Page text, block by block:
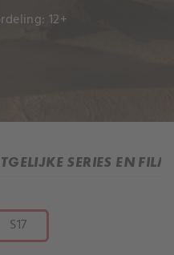
12+
SERIES EN
S17